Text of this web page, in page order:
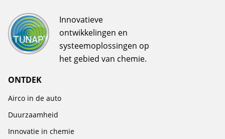
Innovatieve
ontwikkelingen en
systeemoplossingen op
het gebied van chemie.
ONTDEK
Airco in de auto
Duurzaamheid
Innovatie in chemie